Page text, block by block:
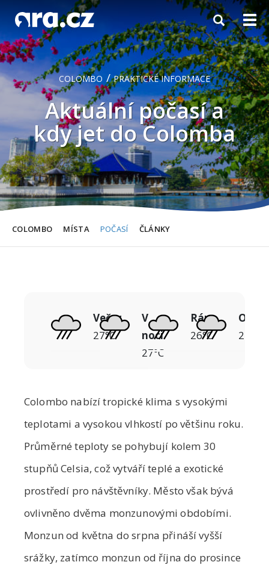
Toggle
navigation
COLOMBO MÍSTA POČASÍ ČLÁNKY
COLOMBO / PRAKTICKÉ INFORMACE
Aktuální počasí a
kdy jet do Colomba
Večer
27°C
V
noci
27°C
Ráno
26°C
27°C
Colombo nabízí tropické klima s vysokými
teplotami a vysokou vlhkostí po většinu roku.
Průměrné teploty se pohybují kolem 30
stupňů Celsia, což vytváří teplé a exotické
prostředí pro návštěvníky. Město však bývá
ovlivněno dvěma monzunovými obdobími.
Monzun od května do srpna přináší vyšší
srážky, zatímco monzun od října do prosince